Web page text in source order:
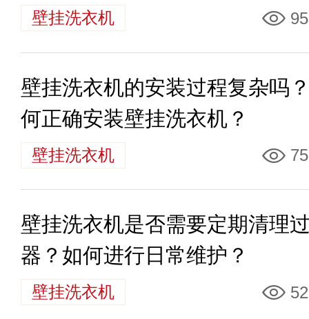
项？
壁挂洗衣机 95
壁挂洗衣机的安装过程复杂吗
何正确安装壁挂洗衣机？
壁挂洗衣机 75
壁挂洗衣机是否需要定期清理
器？如何进行日常维护？
壁挂洗衣机 52